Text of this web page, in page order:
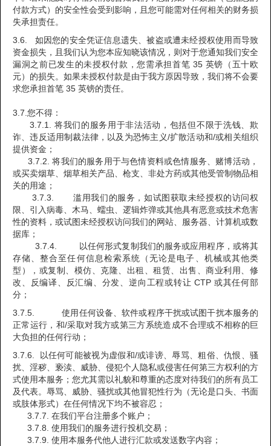
付款方式）的安全性会受到影响，且您可能需对任何相关的财务损
失承担责任。
3.6. 如因您的安全凭证信息遗失、被盗或遭未经授权使用而导致
资金损失，且我们认为您本应知晓该情况，则对于您通知我们安全
漏洞之前已发生的未授权付款，您需承担首笔 35 英镑（五十欧
元）的损失。如果未授权付款是由于我方原因导致，我们将不会要
求您承担首笔 35 英镑的责任。
3.7.您不得：
3.7.1. 将我们的服务用于非法活动，包括但不限于洗钱、欺
诈、违反适用制裁法律，以及为恐怖主义/扩散活动和/或相关组织
提供资金；
3.7.2. 将我们的服务用于与色情资料或色情服务、赌博活动，
或买卖烟草、烟草相关产品、枪支、非处方药或其他受管制物品相
关的用途；
3.7.3. 滥用我们的服务，如试图获取未经授权的访问权
限、引入病毒、木马、蠕虫、逻辑炸弹或其他具有恶意或技术危害
性的资料，或试图未经授权访问我们的网站、服务器、计算机或数
据库；
3.7.4. 以任何形式复制我们的服务或应用程序，或将其
存储、整合至任何信息检索系统（无论是电子、机械或其他类
型），或复制、模仿、克隆、出租、租赁、出售、商业利用、修
改、反编译、反汇编、分发、逆向工程或转让 CTP 或其任何部
分；
3.7.5. 使用任何设备、软件或程序干扰或试图干扰本服务的
正常运行，和/采取对我方或第三方系统造成不合理或不相称的巨
大负担的任何行动；
3.7.6. 以任何可能被视为虚假和/或诽谤、辱骂、粗俗、仇恨、骚
扰、淫秽、亵渎、威胁、侵犯个人隐私或侵害任何第三方权利的方
式使用本服务；您尤其需以礼貌和尊重的态度对待我们的所有员工
及代表。辱骂、威胁、骚扰或其他冒犯性行为（无论是口头、书面
或肢体形式）在任何情况下均不被容忍；
3.7.7. 在我们平台注册多个账户；
3.7.8. 使用我们的服务进行投机交易；
3.7.9. 使用本服务代他人进行汇款或发送数字内容；